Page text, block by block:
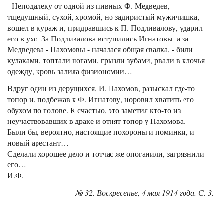
- Неподалеку от одной из пивных Ф. Медведев,
тщедушный, сухой, хромой, но задиристый мужичишка,
вошел в кураж и, придравшись к П. Подливалову, ударил
его в ухо. За Подливалова вступились Игнатовы, а за
Медведева - Пахомовы - началася общая свалка, - били
кулаками, топтали ногами, грызли зубами, рвали в клочья
одежду, кровь залила физиономии…
Вдруг один из дерущихся, И. Пахомов, разыскал где-то
топор и, подбежав к Ф. Игнатову, норовил хватить его
обухом по голове. К счастью, это заметил кто-то из
неучаствовавших в драке и отнят топор у Пахомова.
Были бы, вероятно, настоящие похороны и поминки, и
новый арестант…
Сделали хорошее дело и тотчас же опоганили, загрязнили
его…
И.Ф.
№ 32. Воскресенье, 4 мая 1914 года. С. 3.